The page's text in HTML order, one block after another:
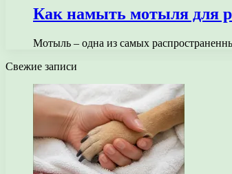
Как намыть мотыля для
Мотыль – одна из самых
Свежие записи